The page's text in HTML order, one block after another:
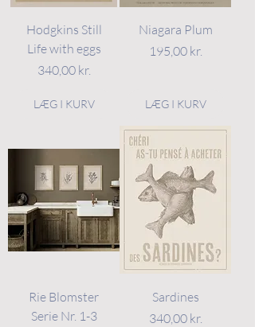
Hodgkins Still
Life with eggs
Pris
340,00 kr.
LÆG I KURV
Niagara Plum
Pris
195,00 kr.
LÆG I KURV
Rie Blomster
Serie Nr. 1-3
Sardines
Pris
340,00 kr.